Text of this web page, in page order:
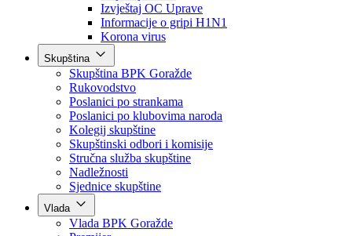
Obavještenja Vlade
Izvještajno prognozna služba Ministarstva privrede
Izvještaj o radu
Izvještaj OC Uprave
Informacije o gripi H1N1
Korona virus
Skupština
Skupština BPK Goražde
Rukovodstvo
Poslanici po strankama
Poslanici po klubovima naroda
Kolegij skupštine
Skupštinski odbori i komisije
Stručna služba skupštine
Nadležnosti
Sjednice skupštine